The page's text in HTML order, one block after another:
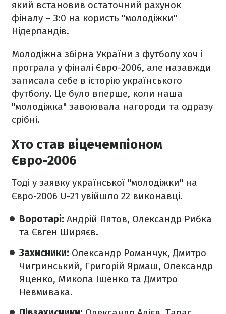
який встановив остаточний рахунок
фіналу – 3:0 на користь "молодіжки"
Нідерландів.
Молодіжна збірна України з футболу хоч і
програла у фіналі Євро-2006, але назавжди
записала себе в історію українського
футболу. Це було вперше, коли наша
"молодіжка" завоювала нагороди та одразу
срібні.
Хто став віцечемпіоном
Євро-2006
Тоді у заявку української "молодіжки" на
Євро-2006 U-21 увійшло 22 виконавці.
Воротарі: Андрій Пятов, Олександр Рибка
та Євген Ширяєв.
Захисники: Олександр Романчук, Дмитро
Чигринський, Григорій Ярмаш, Олександр
Яценко, Микола Іщенко та Дмитро
Невмивака.